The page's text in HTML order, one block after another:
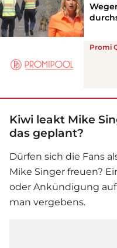
Promi
Kiwi leakt Mike
das geplant?
Dürfen sich die Fans
Mike Singer freuen?
oder Ankündigung
man vergebens.